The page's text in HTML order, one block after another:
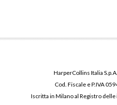
HarperCollins Italia
Cod. Fiscale e P.IVA
Iscritta in Milano al Registro